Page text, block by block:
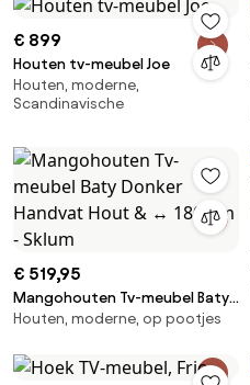
€ 899
Houten tv-meubel Joe
Houten, moderne,
Scandinavische
€ 519,95
Mangohouten Tv-meubel Baty
Donker Handvat Hout & ↔︎ 180
Houten, moderne, op pootjes